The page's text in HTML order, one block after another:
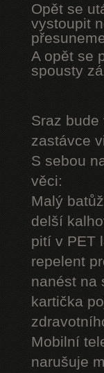
Opět se
vystoupit
A opět se
spousty
Sraz
zastávce
S sebou
věci:
Malý
delší
pití v PET
repelent
nanést na
kartička
Mobilní
narušuje